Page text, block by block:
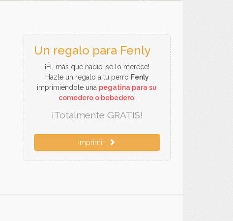
Un regalo para Fenly
¡Él, más que nadie, se lo merece!
Hazle un regalo a tu perro Fenly
imprimiéndole una pegatina para su
comedero o bebedero.
¡Totalmente GRATIS!
Imprimir